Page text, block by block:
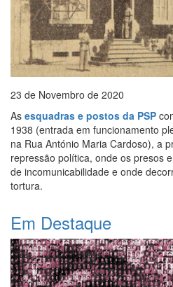
23 de Novembro de 2020
As esquadras e postos da PSP
1938 (entrada em funcionamento
na Rua António Maria Cardoso), a
repressão política, onde os presos
de incomunicabilidade e onde
tortura.
Em Destaque